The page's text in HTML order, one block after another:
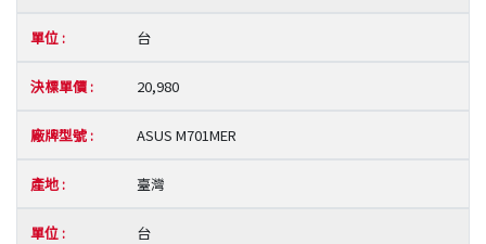
台
20,980
ASUS M701MER
臺灣
台